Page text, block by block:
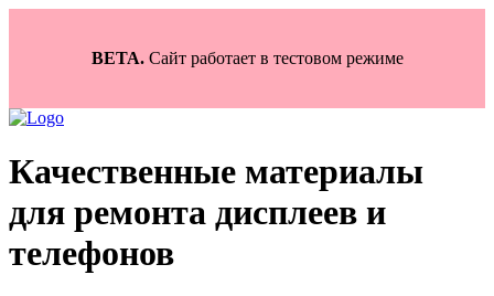
BETA.Сайт работает в тестовом режиме
Качественные материалы
для ремонта дисплеев и
телефонов